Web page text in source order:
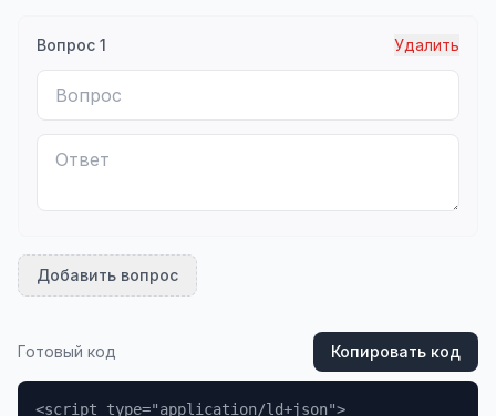
Вопрос 1 Удалить
Добавить вопрос
Готовый код Копировать код